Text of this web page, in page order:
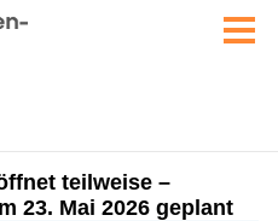
teilweise –
23. Mai 2026 geplant